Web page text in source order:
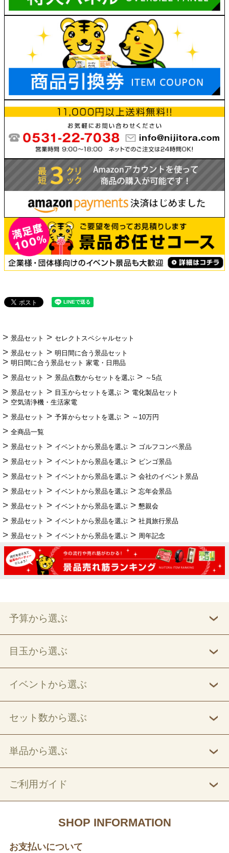
景品セット
セレクトスペシャルセット
景品セット
明日間に合う景品セット
明日間に合う景品セット 家電・日用品
景品セット
景品点数からセットを選ぶ
～5点
景品セット
目玉からセットを選ぶ
電化製品セット
空気清浄機・生活家電
景品セット
予算からセットを選ぶ
～10万円
全商品一覧
景品セット
イベントから景品を選ぶ
ゴルフコンペ景品
景品セット
イベントから景品を選ぶ
ビンゴ景品
景品セット
イベントから景品を選ぶ
会社のイベント景品
景品セット
イベントから景品を選ぶ
忘年会景品
景品セット
イベントから景品を選ぶ
懇親会
景品セット
イベントから景品を選ぶ
社員旅行景品
景品セット
イベントから景品を選ぶ 周年記念
予算から選ぶ
目玉から選ぶ
イベントから選ぶ
セット数から選ぶ
単品から選ぶ
ご利用ガイド
SHOP INFORMATION
お支払いについて